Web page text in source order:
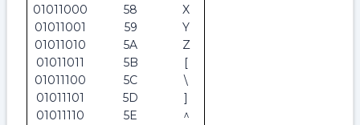
01011000
58
X
01011001
59
Y
01011010
5A
Z
01011011
5B
[
01011100
5C
\
01011101
5D
]
01011110
5E
^